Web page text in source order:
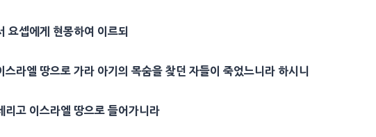
요셉에게 현몽하여 이르되
스라엘 땅으로 가라 아기의목숨을 찾던 자들이 죽었느니라 하시니
리고 이스라엘 땅으로 들어가니라